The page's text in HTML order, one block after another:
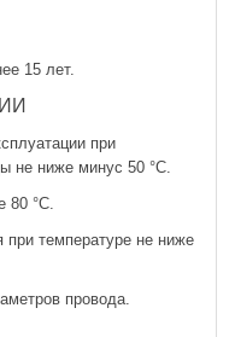
15 лет.
при
не ниже минус 50 °С.
80 °С.
при температуре не ниже
провода.